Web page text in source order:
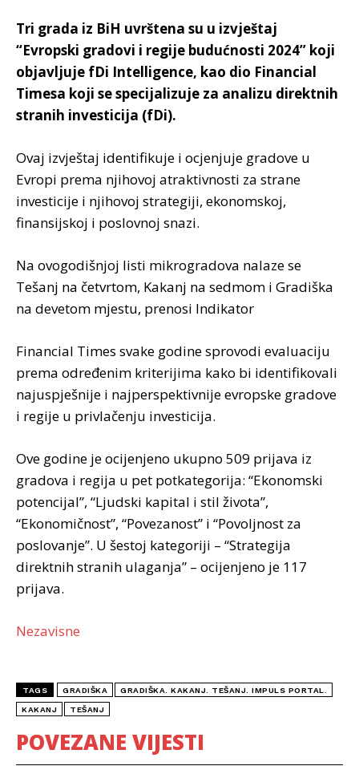
Tri grada iz BiH uvrštena su u izvještaj
“Evropski gradovi i regije budućnosti 2024” koji
objavljuje fDi Intelligence, kao dio Financial
Timesa koji se specijalizuje za analizu direktnih
stranih investicija (fDi).
Ovaj izvještaj identifikuje i ocjenjuje gradove u
Evropi prema njihovoj atraktivnosti za strane
investicije i njihovoj strategiji, ekonomskoj,
finansijskoj i poslovnoj snazi.
Na ovogodišnjoj listi mikrogradova nalaze se
Tešanj na četvrtom, Kakanj na sedmom i Gradiška
na devetom mjestu, prenosi Indikator
Financial Times svake godine sprovodi evaluaciju
prema određenim kriterijima kako bi identifikovali
najuspješnije i najperspektivnije evropske gradove
i regije u privlačenju investicija.
Ove godine je ocijenjeno ukupno 509 prijava iz
gradova i regija u pet potkategorija: “Ekonomski
potencijal”, “Ljudski kapital i stil života”,
“Ekonomičnost”, “Povezanost” i “Povoljnost za
poslovanje”. U šestoj kategoriji – “Strategija
direktnih stranih ulaganja” – ocijenjeno je 117
prijava.
Nezavisne
TAGS GRADIŠKA GRADIŠKA. KAKANJ. TEŠANJ. IMPULS PORTAL.
KAKANJ TEŠANJ
POVEZANE VIJESTI